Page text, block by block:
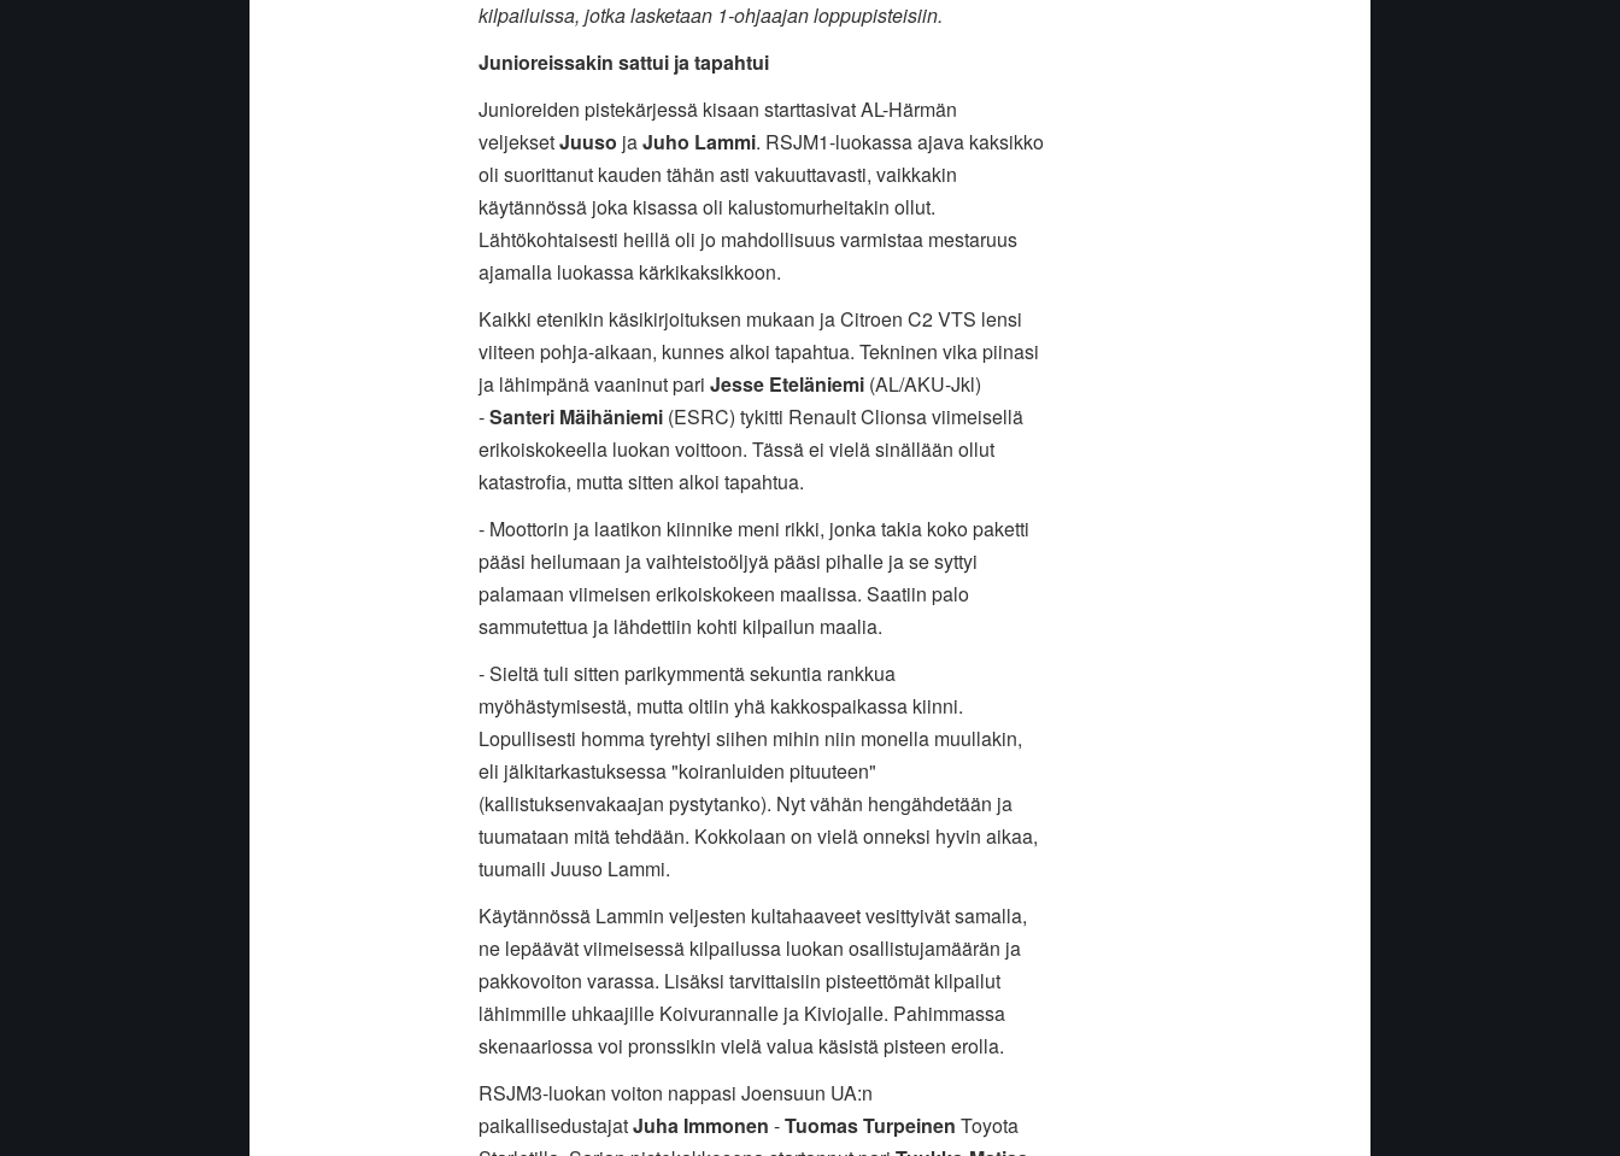
kilpailuissa, jotka lasketaan 1-ohjaajan loppupisteisiin.
Junioreissakin sattui ja tapahtui
Junioreiden pistekärjessä kisaan starttasivat AL-Härmän
veljeksetJuuso jaJuho Lammi. RSJM1-luokassa ajava kaksikko
oli suorittanut kauden tähän asti vakuuttavasti, vaikkakin
käytännössä joka kisassa oli kalustomurheitakin ollut.
Lähtökohtaisesti heillä oli jo mahdollisuus varmistaa mestaruus
ajamalla luokassa kärkikaksikkoon.
Kaikki etenikin käsikirjoituksen mukaan ja Citroen C2 VTS lensi
viiteen pohja-aikaan, kunnes alkoi tapahtua. Tekninen vika piinasi
ja lähimpänä vaaninut pari Jesse Eteläniemi(AL/AKU-Jkl)
-Santeri Mäihäniemi(ESRC) tykitti Renault Clionsa viimeisellä
erikoiskokeella luokan voittoon. Tässä ei vielä sinällään ollut
katastrofia, mutta sitten alkoi tapahtua.
- Moottorin ja laatikon kiinnike meni rikki, jonka takia koko paketti
pääsi heilumaan ja vaihteistoöljyä pääsi pihalle ja se syttyi
palamaan viimeisen erikoiskokeen maalissa. Saatiin palo
sammutettua ja lähdettiin kohti kilpailun maalia.
- Sieltä tuli sitten parikymmentä sekuntia rankkua
myöhästymisestä, mutta oltiin yhä kakkospaikassa kiinni.
Lopullisesti homma tyrehtyi siihen mihin niin monella muullakin,
eli jälkitarkastuksessa "koiranluiden pituuteen"
(kallistuksenvakaajan pystytanko). Nyt vähän hengähdetään ja
tuumataan mitä tehdään. Kokkolaan on vielä onneksi hyvin aikaa,
tuumaili Juuso Lammi.
Käytännössä Lammin veljesten kultahaaveet vesittyivät samalla,
ne lepäävät viimeisessä kilpailussa luokan osallistujamäärän ja
pakkovoiton varassa. Lisäksi tarvittaisiin pisteettömät kilpailut
lähimmille uhkaajille Koivurannalle ja Kiviojalle. Pahimmassa
skenaariossa voi pronssikin vielä valua käsistä pisteen erolla.
RSJM3-luokan voiton nappasi Joensuun UA:n
paikallisedustajatJuha Immonen -Tuomas Turpeinen Toyota